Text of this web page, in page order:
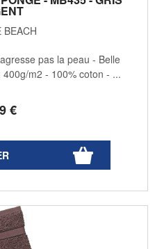
BEACH
€
pas la peau - Belle
m2 - 100% coton - ...